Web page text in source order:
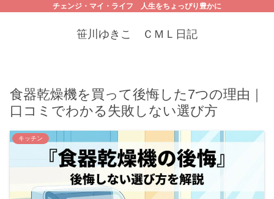
チェンジ・マイ・ライフ 人生をちょっぴり豊かに
笹川ゆきこ ＣＭＬ日記
食器乾燥機を買って後悔した7つの理由｜
口コミでわかる失敗しない選び方
キッチン